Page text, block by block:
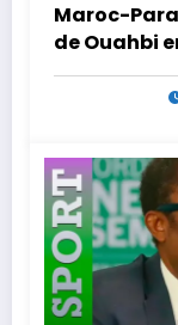
Maroc-
de Ouahbi